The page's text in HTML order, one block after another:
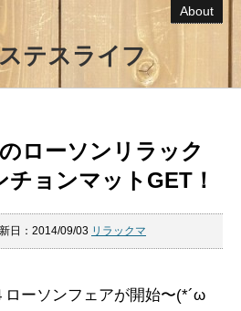
About
テスライフ
ローソンリラック
ョンマットGET！
日：2014/09/03 リラックマ
ローソンフェアが開始〜(*´ω